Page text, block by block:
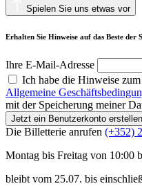
Spielen Sie uns etwas vor
Erhalten Sie Hinweise auf das Beste der
Ihre E-Mail-Adresse
Ich habe die Hinweise zum
Allgemeine
mit der Speicherung meiner
Jetzt ein Benutzerkonto erstellen
Die Billetterie anrufen (+352)
Montag bis Freitag von 10:00
bleibt vom 25.07. bis